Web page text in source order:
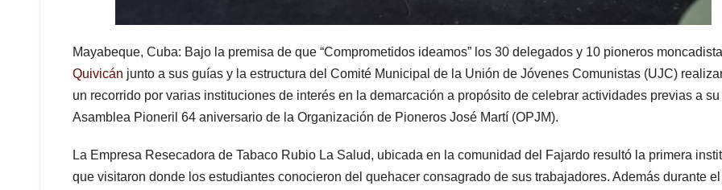
Mayabeque, Cuba: Bajo la premisa de que “Comprometidos ideamos” los 30 delegados y 10 pioneros
Quivicán junto a sus guías y la estructura del Comité Municipal de la Unión de Jóvenes Comunistas (UJC)
un recorrido por varias instituciones de interés en la demarcación a propósito de celebrar actividades previas a su
Asamblea Pioneril 64 aniversario de la Organización de Pioneros José Martí (OPJM).
La Empresa Resecadora de Tabaco Rubio La Salud, ubicada en la comunidad del Fajardo resultó la primera
que visitaron donde los estudiantes conocieron del quehacer consagrado de sus trabajadores. Además durante el